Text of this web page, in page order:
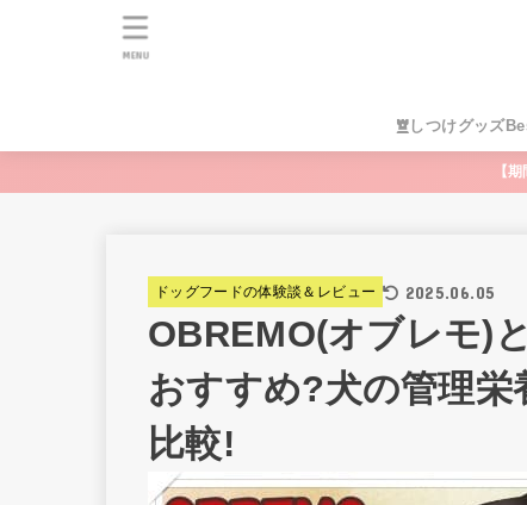
しつけグッズ
MENU
【
ドッグフードの体験談＆レビュー 2025.06.05
OBREMO(オブレモ)
おすすめ?犬の管理
比較!